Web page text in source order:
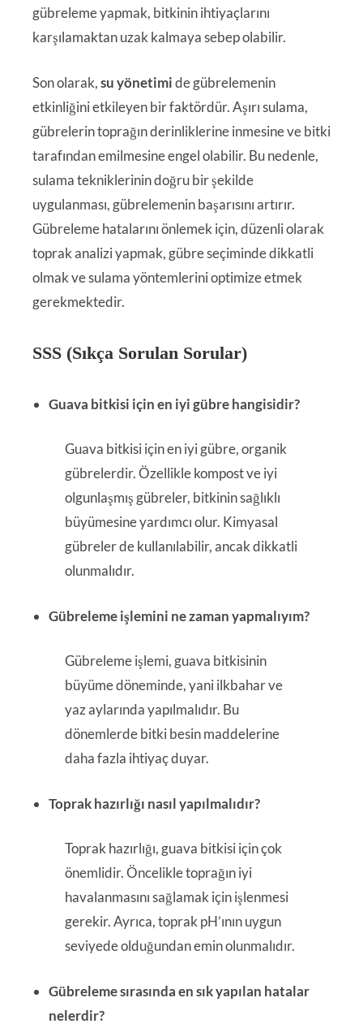
gübreleme yapmak, bitkinin ihtiyaçlarını
karşılamaktan uzak kalmaya sebep olabilir.
Son olarak,su yönetimide gübrelemenin
etkinliğini etkileyen bir faktördür. Aşırı sulama,
gübrelerin toprağın derinliklerine inmesine ve bitki
tarafından emilmesine engel olabilir. Bu nedenle,
sulama tekniklerinin doğru bir şekilde
uygulanması, gübrelemenin başarısını artırır.
Gübreleme hatalarını önlemek için, düzenli olarak
toprak analizi yapmak, gübre seçiminde dikkatli
olmak ve sulama yöntemlerini optimize etmek
gerekmektedir.
SSS (Sıkça Sorulan Sorular)
Guava bitkisi için en iyi gübre hangisidir?
Guava bitkisi için en iyi gübre, organik
gübrelerdir. Özellikle kompost ve iyi
olgunlaşmış gübreler, bitkinin sağlıklı
büyümesine yardımcı olur. Kimyasal
gübreler de kullanılabilir, ancak dikkatli
olunmalıdır.
Gübreleme işlemini ne zaman yapmalıyım?
Gübreleme işlemi, guava bitkisinin
büyüme döneminde, yani ilkbahar ve
yaz aylarında yapılmalıdır. Bu
dönemlerde bitki besin maddelerine
daha fazla ihtiyaç duyar.
Toprak hazırlığı nasıl yapılmalıdır?
Toprak hazırlığı, guava bitkisi için çok
önemlidir. Öncelikle toprağın iyi
havalanmasını sağlamak için işlenmesi
gerekir. Ayrıca, toprak pH’ının uygun
seviyede olduğundan emin olunmalıdır.
Gübreleme sırasında en sık yapılan hatalar
nelerdir?